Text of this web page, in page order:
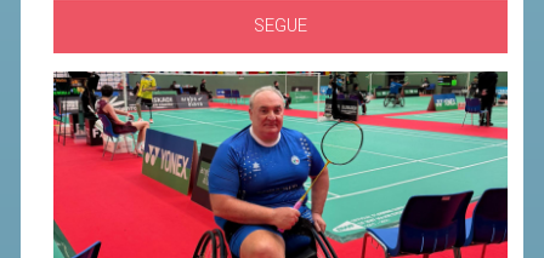
SEGUE
TROFEO CONI
ENTI DI PROMOZIONE SPORTIVA
PROGETTI CONI
PROGETTI SPORT E SALUTE
FORMAZIONE